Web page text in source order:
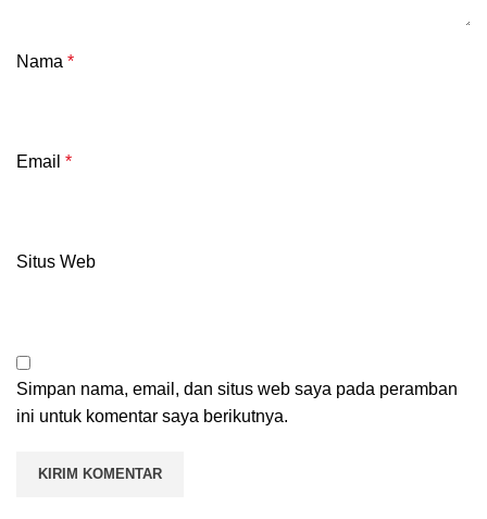
Nama *
Email *
Situs Web
Simpan nama, email, dan situs web saya pada peramban
ini untuk komentar saya berikutnya.